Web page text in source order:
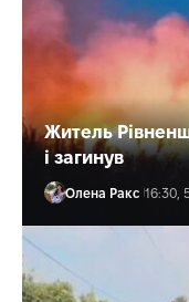
Житель
і загинув
Олена Ракс 16:30,